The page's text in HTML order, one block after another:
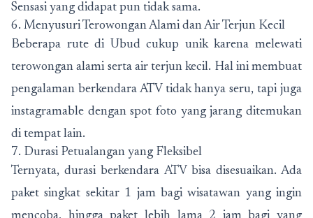
Sensasi yang didapat pun tidak sama.
6. Menyusuri Terowongan Alami dan Air Terjun Kecil
Beberapa rute di Ubud cukup unik karena melewati
terowongan alami serta air terjun kecil. Hal ini membuat
pengalaman berkendara ATV tidak hanya seru, tapi juga
instagramable dengan spot foto yang jarang ditemukan
di tempat lain.
7. Durasi Petualangan yang Fleksibel
Ternyata, durasi berkendara ATV bisa disesuaikan. Ada
paket singkat sekitar 1 jam bagi wisatawan yang ingin